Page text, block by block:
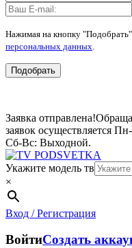
Нажимая на кнопку
персональных данных
Подобрать
Заявка отправлена!
заявок осуществляется
Сб-Вс: Выходной.
Укажите модель тв
×
Вход / Регистрация
ВойтиСоздать